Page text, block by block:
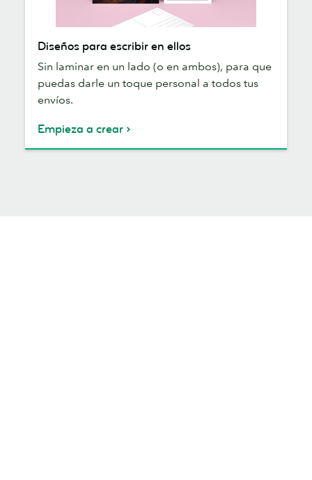
para
escribir
ellos
Diseños para escribir en ellos
Sin laminar en un lado (o en ambos), para que
puedas darle un toque personal a todos tus
envíos.
Empieza a crear